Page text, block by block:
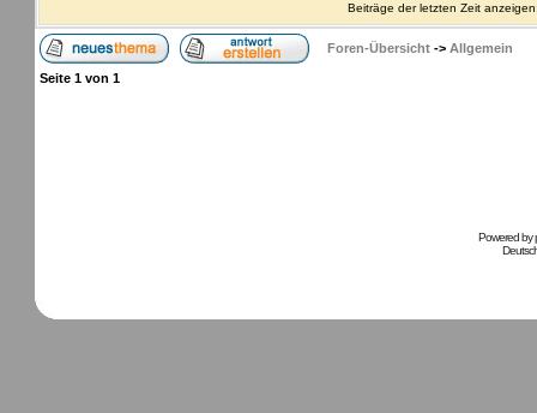
Beiträge der letzten Zeit
Foren-Übersicht -> Allgemein
Seite 1 von 1
Powered by